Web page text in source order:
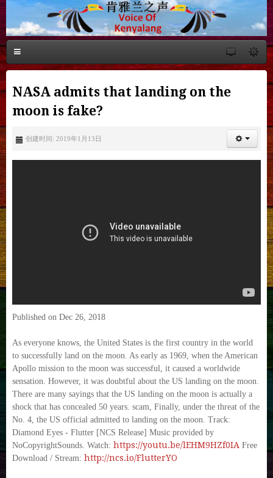
NASA admits that landing on the
moon is fake?
创建时间: 2019年1月13日
Published on Dec 26, 2018
As everyone knows, the United States is the first country in the world
to successfully land on the moon. As early as 1969, when the American
Apollo mission to the moon was successful, it caused a worldwide
sensation. However, it was doubtful about the US landing on the moon.
There are many sayings that the US landing on the moon is actually a
shock that has concealed 50 years. scam, Finally, under the threat of the
No. 4, the US official admitted to landing on the moon. Track:
Diamond Eyes - Flutter [NCS Release] Music provided by
NoCopyrightSounds. Watch: https://youtu.be/lEHM9HZf0IA Free
Download / Stream: http://ncs.io/FlutterYO